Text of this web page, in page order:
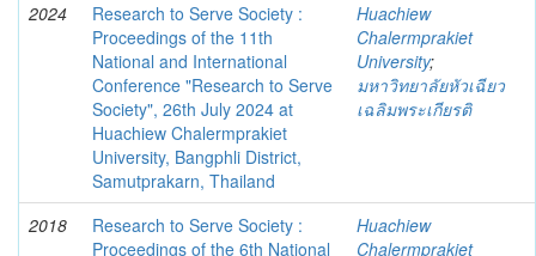
2024
Research to Serve Society :
Proceedings of the 11th
National and International
Conference "Research to Serve
Society", 26th July 2024 at
Huachiew Chalermprakiet
University, Bangphli District,
Samutprakarn, Thailand
Huachiew
Chalermprakiet
University;
มหาวิทยาลัยหัวเฉียว
เฉลิมพระเกียรติ
2018
Research to Serve Society :
Proceedings of the 6th National
Huachiew
Chalermprakiet